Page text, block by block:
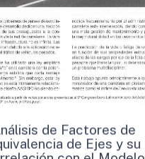
de Factores de
de Ejes y su